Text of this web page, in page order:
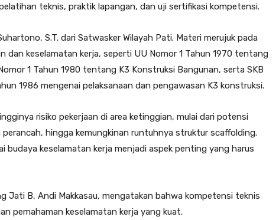
teknis, praktik lapangan, dan uji sertifikasi kompetensi.
S.T. dari Satwasker Wilayah Pati. Materi merujuk pada
dan keselamatan kerja, seperti UU Nomor 1 Tahun 1970 tentang
1 Tahun 1980 tentang K3 Konstruksi Bangunan, serta SKB
1986 mengenai pelaksanaan dan pengawasan K3 konstruksi.
risiko pekerjaan di area ketinggian, mulai dari potensi
hingga kemungkinan runtuhnya struktur scaffolding.
budaya keselamatan kerja menjadi aspek penting yang harus
Jati B, Andi Makkasau, mengatakan bahwa kompetensi teknis
pemahaman keselamatan kerja yang kuat.